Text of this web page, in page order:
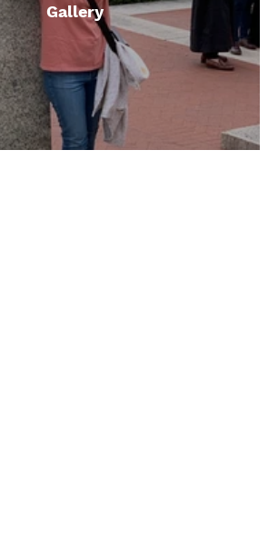
Gallery